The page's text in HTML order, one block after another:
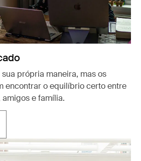
própria maneira, mas os
encontrar o equilíbrio certo entre
e família.
nova aba